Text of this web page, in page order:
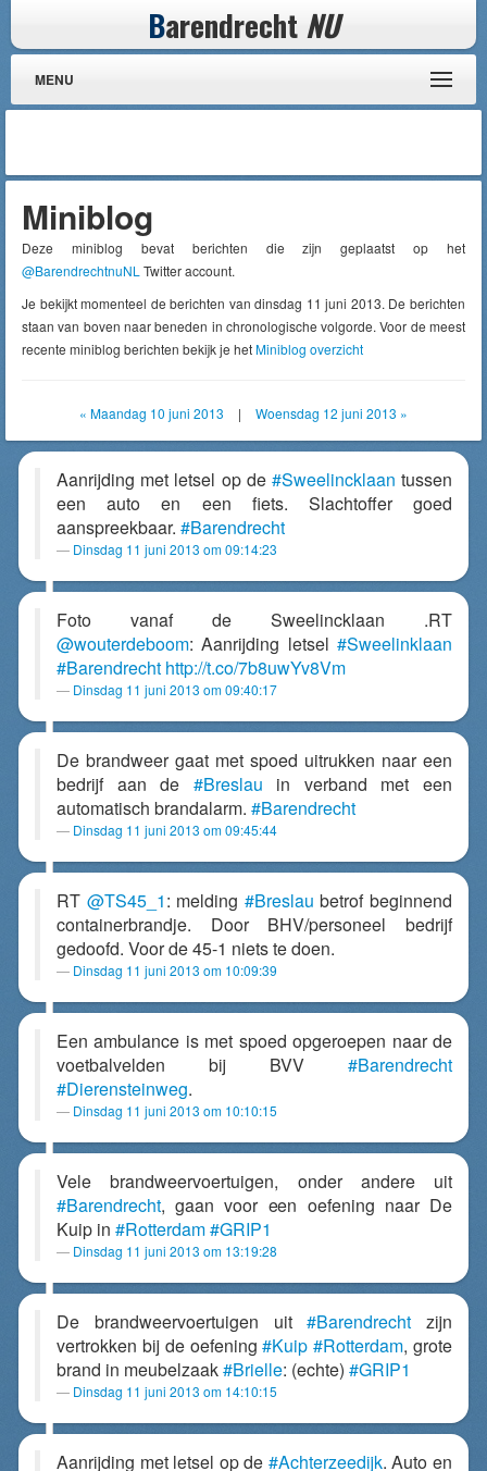
Barendrecht NU
MENU
Miniblog
Deze miniblog bevat berichten die zijn geplaatst op het
@BarendrechtnuNL Twitter account.
Je bekijkt momenteel de berichten van dinsdag 11 juni 2013. De berichten
staan van boven naar beneden in chronologische volgorde. Voor de meest
recente miniblog berichten bekijk je hetMiniblog overzicht
« Maandag 10 juni 2013 | Woensdag 12 juni 2013 »
Aanrijding met letsel op de #Sweelincklaan tussen
een auto en een fiets. Slachtoffer goed
aanspreekbaar. #Barendrecht
Dinsdag 11 juni 2013 om 09:14:23
Foto vanaf de Sweelincklaan .RT
@wouterdeboom: Aanrijding letsel #Sweelinklaan
#Barendrecht http://t.co/7b8uwYv8Vm
Dinsdag 11 juni 2013 om 09:40:17
De brandweer gaat met spoed uitrukken naar een
bedrijf aan de #Breslau in verband met een
automatisch brandalarm. #Barendrecht
Dinsdag 11 juni 2013 om 09:45:44
RT @TS45_1: melding #Breslau betrof beginnend
containerbrandje. Door BHV/personeel bedrijf
gedoofd. Voor de 45-1 niets te doen.
Dinsdag 11 juni 2013 om 10:09:39
Een ambulance is met spoed opgeroepen naar de
voetbalvelden bij BVV #Barendrecht
#Dierensteinweg.
Dinsdag 11 juni 2013 om 10:10:15
Vele brandweervoertuigen, onder andere uit
#Barendrecht, gaan voor een oefening naar De
Kuip in #Rotterdam#GRIP1
Dinsdag 11 juni 2013 om 13:19:28
De brandweervoertuigen uit#Barendrecht zijn
vertrokken bij de oefening#Kuip #Rotterdam, grote
brand in meubelzaak#Brielle: (echte) #GRIP1
Dinsdag 11 juni 2013 om 14:10:15
Aanrijding met letsel op de #Achterzeedijk. Auto en